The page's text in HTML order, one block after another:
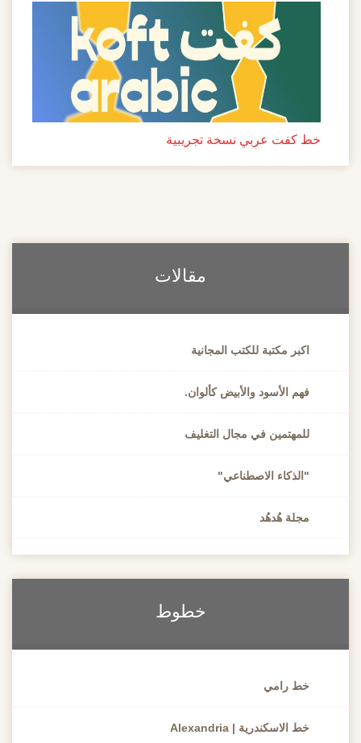
خط كفت عربي نسخة تجريبية
مقالات
اكبر مكتبة للكتب المجانية
فهم الأسود والأبيض كألوان.
للمهتمين في مجال التغليف
"الذكاء الاصطناعي"
مجلة هُدهُد
خطوط
خط رامي
خط الاسكندرية | Alexandria